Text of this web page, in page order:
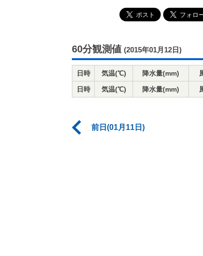
60分観測値 (2015年01月12日)
日時 気温(℃) 降水量(mm)
日時 気温(℃) 降水量(mm)
前日(01月11日)